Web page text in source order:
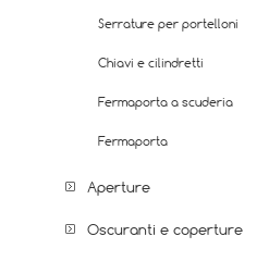
Serrature per portelloni
Chiavi e cilindretti
Fermaporta a scuderia
Fermaporta
Aperture
Oscuranti e coperture